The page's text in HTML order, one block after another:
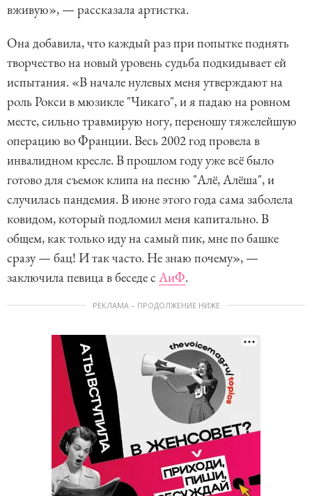
вживую», — рассказала артистка.
Она добавила, что каждый раз при попытке поднять
творчество на новый уровень судьба подкидывает ей
испытания. «В начале нулевых меня утверждают на
роль Рокси в мюзикле "Чикаго", и я падаю на ровном
месте, сильно травмирую ногу, переношу тяжелейшую
операцию во Франции. Весь 2002 год провела в
инвалидном кресле. В прошлом году уже всё было
готово для съемок клипа на песню "Алё, Алёша", и
случилась пандемия. В июне этого года сама заболела
ковидом, который подломил меня капитально. В
общем, как только иду на самый пик, мне по башке
сразу — бац! И так часто. Не знаю почему», —
заключила певица в беседе с АиФ.
РЕКЛАМА – ПРОДОЛЖЕНИЕ НИЖЕ